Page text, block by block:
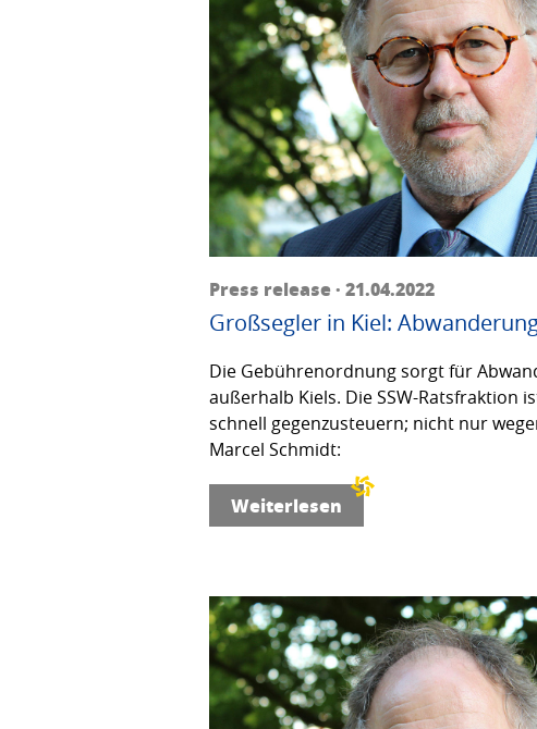
Press release · 21.04.2022
Großsegler in Kiel:
Die Gebührenordnung sorgt für
außerhalb Kiels. Die SSW-Ratsfraktion
schnell gegenzusteuern; nicht nur
Marcel Schmidt:
Weiterlesen